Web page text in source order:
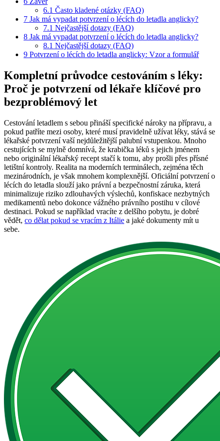
6.1 Často kladené otázky (FAQ)
7 Jak má vypadat potvrzení o lécích do letadla anglicky?
7.1 Nejčastější dotazy (FAQ)
8 Jak má vypadat potvrzení o lécích do letadla anglicky?
8.1 Nejčastější dotazy (FAQ)
9 Potvrzení o lécích do letadla anglicky: Vzor a formulář
Kompletní průvodce cestováním s léky:
Proč je potvrzení od lékaře klíčové pro
bezproblémový let
Cestování letadlem s sebou přináší specifické nároky na přípravu, a
pokud patříte mezi osoby, které musí pravidelně užívat léky, stává se
lékařské potvrzení vaší nejdůležitější palubní vstupenkou. Mnoho
cestujících se mylně domnívá, že krabička léků s jejich jménem
nebo originální lékařský recept stačí k tomu, aby prošli přes přísné
letištní kontroly. Realita na moderních terminálech, zejména těch
mezinárodních, je však mnohem komplexnější. Oficiální potvrzení o
lécích do letadla slouží jako právní a bezpečnostní záruka, která
minimalizuje riziko zdlouhavých výslechů, konfiskace nezbytných
medikamentů nebo dokonce vážného právního postihu v cílové
destinaci. Pokud se například vracíte z delšího pobytu, je dobré
vědět, co dělat pokud se vracím z Itálie a jaké dokumenty mít u
sebe.